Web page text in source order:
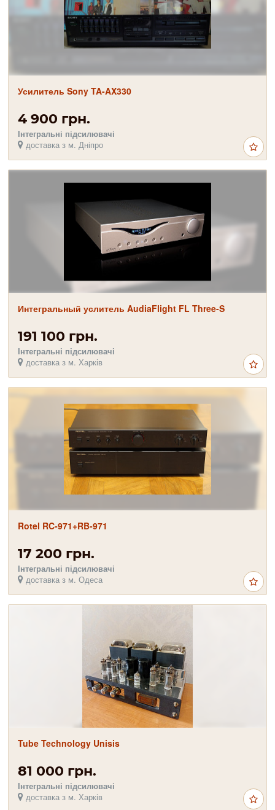
Усилитель Sony TA-AX330
4 900 грн.
Інтегральні підсилювачі
доставка з м. Дніпро
Интегральный услитель AudiaFlight FL Three-S
191 100 грн.
Інтегральні підсилювачі
доставка з м. Харків
Rotel RC-971+RB-971
17 200 грн.
Інтегральні підсилювачі
доставка з м. Одеса
Tube Technology Unisis
81 000 грн.
Інтегральні підсилювачі
доставка з м. Харків